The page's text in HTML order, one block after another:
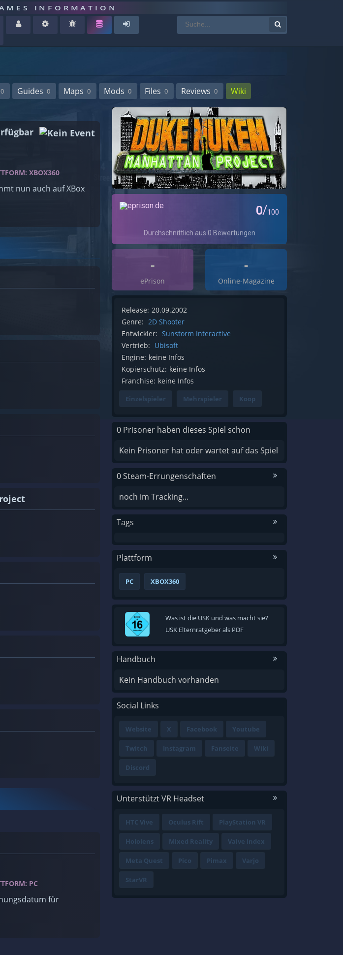
INFORMATION
0 Guides 0 Maps 0 Mods 0 Files 0 Reviews 0 Wiki
XBOX360
nun auch auf XBox
PC
für
-
ePrison
-
Online-Magazine
Release: 20.09.2002
Genre: 2D Shooter
Entwickler: Sunstorm Interactive
Vertrieb: Ubisoft
Engine: keine Infos
Kopierschutz: keine Infos
Franchise: keine Infos
Einzelspieler Mehrspieler Koop
0 Prisoner haben dieses Spiel schon
Kein Prisoner hat oder wartet auf das Spiel
0 Steam-Errungenschaften
noch im Tracking...
Tags
Plattform
PC XBOX360
Was ist die USK und was macht sie?
USK Elternratgeber als PDF
Handbuch
Kein Handbuch vorhanden
Social Links
Website X Facebook Youtube
Twitch Instagram Fanseite Wiki
Discord
Unterstützt VR Headset
HTC Vive Oculus Rift PlayStation VR
Hololens Mixed Reality Valve Index
Meta Quest Pico Pimax Varjo
StarVR